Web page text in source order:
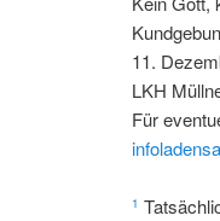
11.
LKH
Für
1